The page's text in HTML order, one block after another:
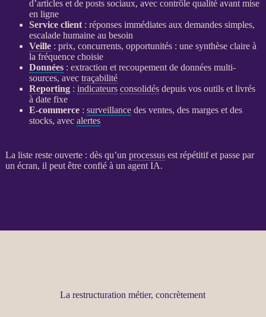
d’articles et de posts sociaux, avec contrôle qualité avant mise
en ligne
Service client: réponses immédiates aux demandes simples,
escalade humaine au besoin
Veille: prix, concurrents, opportunités : une synthèse claire à
la fréquence choisie
Données: extraction et recoupement de donnéesmulti-
sources, avec traçabilité
Reporting: indicateurs consolidésdepuis vos outils et livrés
à date fixe
E-commerce: surveillancedes ventes, des marges et des
stocks, avec alertes
La liste reste ouverte : dès qu’un processusest répétitif et passe par
un écran, il peut être confié à un agent IA.
La restructuration métier, concrètement